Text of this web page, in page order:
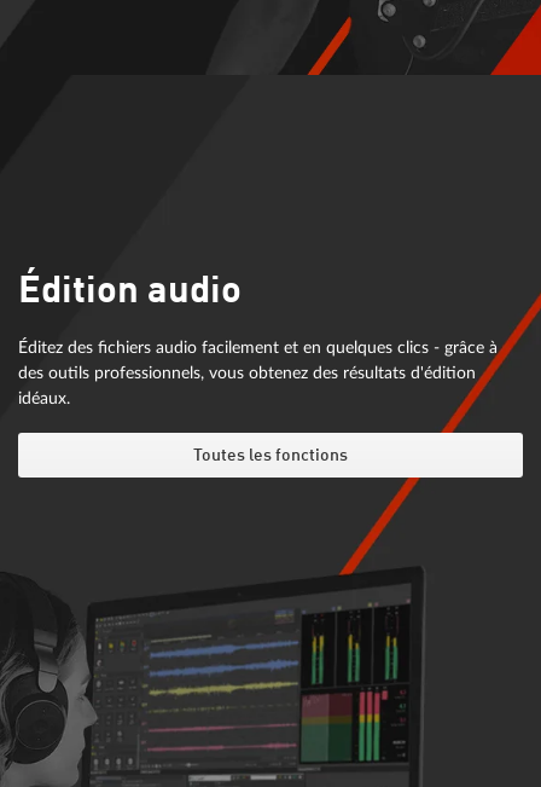
Édition audio
Éditez des fichiers audio facilement et en quelques clics - grâce à
des outils professionnels, vous obtenez des résultats d'édition
idéaux.
Toutes les fonctions